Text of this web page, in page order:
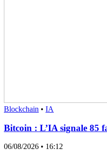
Blockchain • IA
Bitcoin : L’IA signale 85
06/08/2026 • 16:12